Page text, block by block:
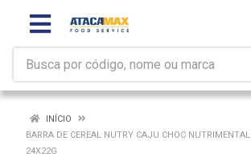
INÍCIO
BARRA DE CEREAL NUTRY CAJU CHOC NUTRIMENTAL
24X22G